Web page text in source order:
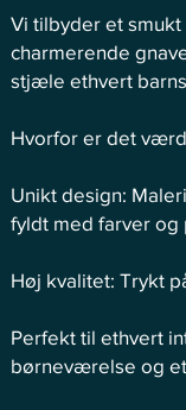
Vi tilbyder et
charmerende
stjæle ethvert
Hvorfor er det
Unikt design:
fyldt med farver og
Høj kvalitet: Trykt
Perfekt til ethvert
børneværelse og